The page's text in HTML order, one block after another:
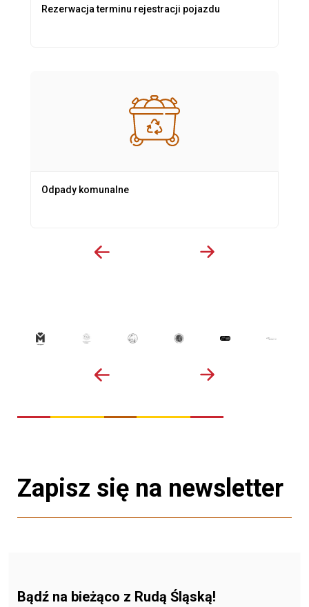
Rezerwacja terminu rejestracji pojazdu
Odpady komunalne
Zapisz się na newsletter
Bądź na bieżąco z Rudą Śląską!